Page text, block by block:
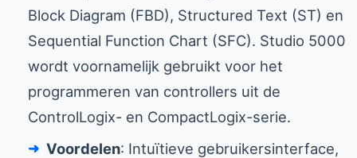
Block Diagram (FBD), Structured Text (ST) en
Sequential Function Chart (SFC). Studio 5000
wordt voornamelijk gebruikt voor het
programmeren van controllers uit de
ControlLogix- en CompactLogix-serie.
Voordelen: Intuïtieve gebruikersinterface,